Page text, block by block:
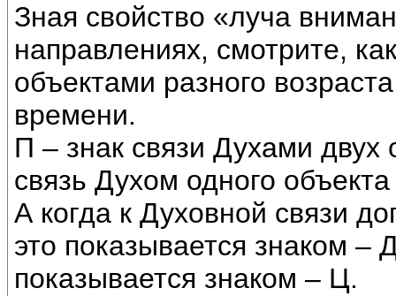
Зная свойство «луча
направлениях, смотрите,
объектами разного
времени.
П – знак связи Духами двух
связь Духом одного
А когда к Духовной связи
это показывается знаком –
показывается знаком – Ц.